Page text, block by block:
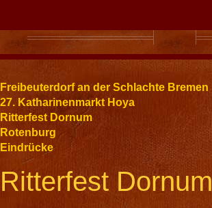
Freibeuterdorf an der Schlachte Bremen
27. Katharinenmarkt Hoya
Ritterfest Dornum
Rotenburg
Eindrücke
Ritterfest Dornum